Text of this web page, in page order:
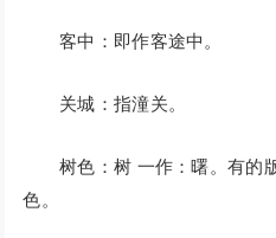
客中：即作客途中。
关城：指潼关。
树色：树 一作：曙。有的版
色。